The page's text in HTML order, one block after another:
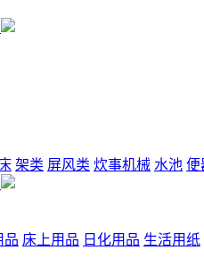
架类 屏风类 炊事机械 水池 便
品 床上用品 日化用品 生活用纸